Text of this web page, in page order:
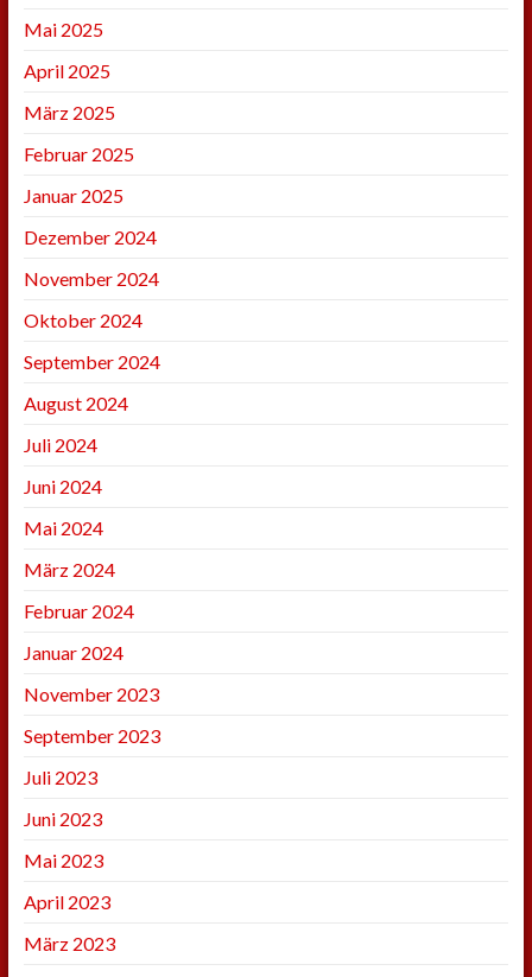
Mai 2025
April 2025
März 2025
Februar 2025
Januar 2025
Dezember 2024
November 2024
Oktober 2024
September 2024
August 2024
Juli 2024
Juni 2024
Mai 2024
März 2024
Februar 2024
Januar 2024
November 2023
September 2023
Juli 2023
Juni 2023
Mai 2023
April 2023
März 2023